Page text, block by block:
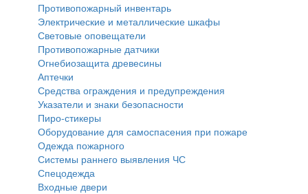
Противопожарный инвентарь
Электрические и металлические шкафы
Световые оповещатели
Противопожарные датчики
Огнебиозащита древесины
Аптечки
Средства ограждения и предупреждения
Указатели и знаки безопасности
Пиро-стикеры
Оборудование для самоспасения при пожаре
Одежда пожарного
Системы раннего выявления ЧС
Спецодежда
Входные двери